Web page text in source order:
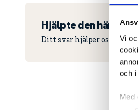
Vi
och i
Med
Hjälpte den här
Ditt svar hjälper oss att